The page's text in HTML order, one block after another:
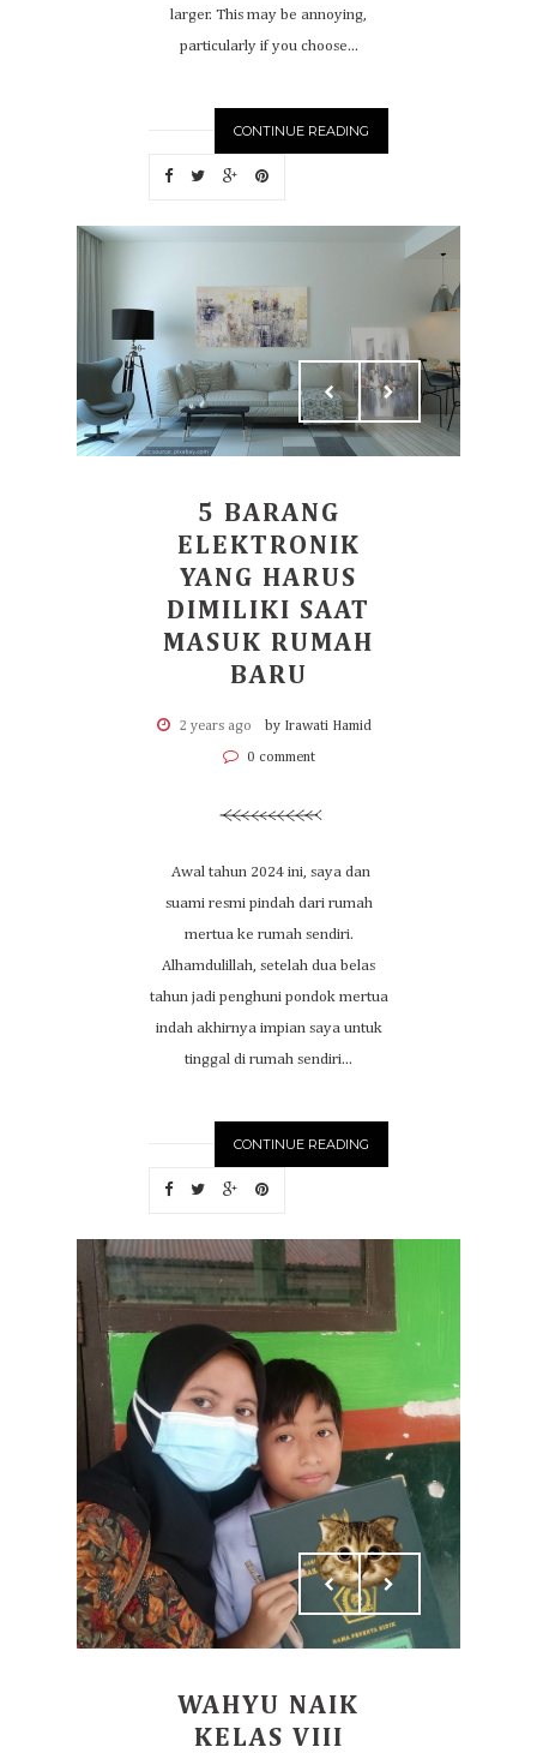
larger. This may be annoying,
particularly if you choose...
CONTINUE READING
5 BARANG
ELEKTRONIK
YANG HARUS
DIMILIKI SAAT
MASUK RUMAH
BARU
2 years ago by Irawati Hamid
0 comment
Awal tahun 2024 ini, saya dan
suami resmi pindah dari rumah
mertua ke rumah sendiri.
Alhamdulillah, setelah dua belas
tahun jadi penghuni pondok mertua
indah akhirnya impian saya untuk
tinggal di rumah sendiri...
CONTINUE READING
WAHYU NAIK
KELAS VIII